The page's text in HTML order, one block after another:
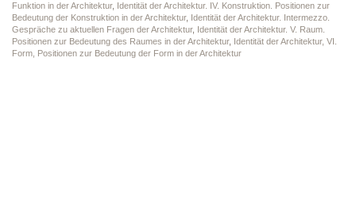
Funktion in der Architektur, Identität der Architektur. IV. Konstruktion. Positionen zur
Bedeutung der Konstruktion in der Architektur, Identität der Architektur. Intermezzo.
Gespräche zu aktuellen Fragen der Architektur, Identität der Architektur. V. Raum.
Positionen zur Bedeutung des Raumes in der Architektur, Identität der Architektur, VI.
Form, Positionen zur Bedeutung der Form in der Architektur